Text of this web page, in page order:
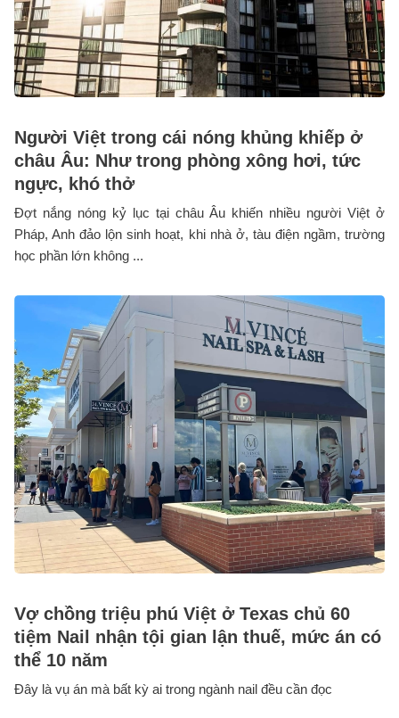
Người Việt trong cái nóng khủng khiếp ở
châu Âu: Như trong phòng xông hơi, tức
ngực, khó thở
Đợt nắng nóng kỷ lục tại châu Âu khiến nhiều người Việt ở
Pháp, Anh đảo lộn sinh hoạt, khi nhà ở, tàu điện ngầm, trường
học phần lớn không ...
Vợ chồng triệu phú Việt ở Texas chủ 60
tiệm Nail nhận tội gian lận thuế, mức án có
thể 10 năm
Đây là vụ án mà bất kỳ ai trong ngành nail đều cần đọc